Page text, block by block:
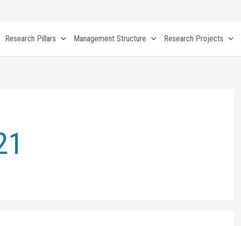
Research Pillars Management Structure Research Projects